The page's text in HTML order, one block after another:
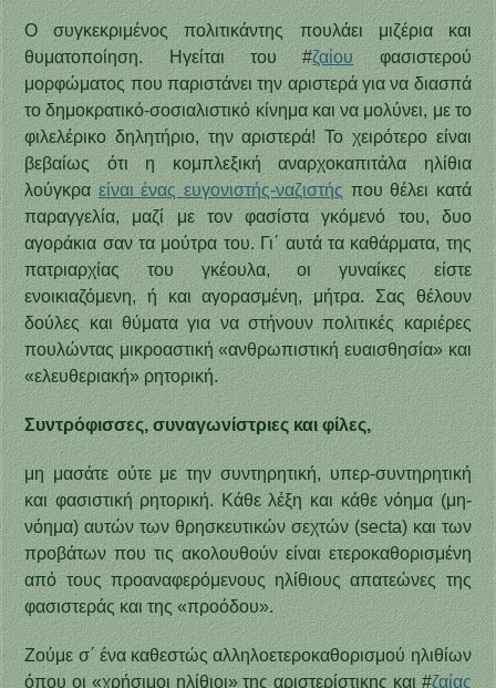
Ο συγκεκριμένος πολιτικάντης πουλάει μιζέρια και
θυματοποίηση. Ηγείται του #ζαίουφασιστερού
μορφώματος που παριστάνει την αριστερά για να διασπά
το δημοκρατικό-σοσιαλιστικό κίνημα και να μολύνει, με το
φιλελέρικο δηλητήριο, την αριστερά! Το χειρότερο είναι
βεβαίως ότι η κομπλεξική αναρχοκαπιτάλα ηλίθια
λούγκραείναι ένας ευγονιστής-ναζιστήςπου θέλει κατά
παραγγελία, μαζί με τον φασίστα γκόμενό του, δυο
αγοράκια σαν τα μούτρα του. Γι΄ αυτά τα καθάρματα, της
πατριαρχίας του γκέουλα, οι γυναίκες είστε
ενοικιαζόμενη, ή και αγορασμένη, μήτρα. Σας θέλουν
δούλες και θύματα για να στήνουν πολιτικές καριέρες
πουλώντας μικροαστική «ανθρωπιστική ευαισθησία» και
«ελευθεριακή» ρητορική.
Συντρόφισσες, συναγωνίστριες και φίλες,
μη μασάτε ούτε με την συντηρητική, υπερ-συντηρητική
και φασιστική ρητορική. Κάθε λέξη και κάθε νόημα (μη-
νόημα) αυτών των θρησκευτικών σεχτών (secta) και των
προβάτων που τις ακολουθούν είναι ετεροκαθορισμένη
από τους προαναφερόμενους ηλίθιους απατεώνες της
φασιστεράς και της «προόδου».
Ζούμε σ΄ ένα καθεστώς αλληλοετεροκαθορισμού ηλιθίων
όπου οι «χρήσιμοι ηλίθιοι» της αριστερίστικης και #ζαίας